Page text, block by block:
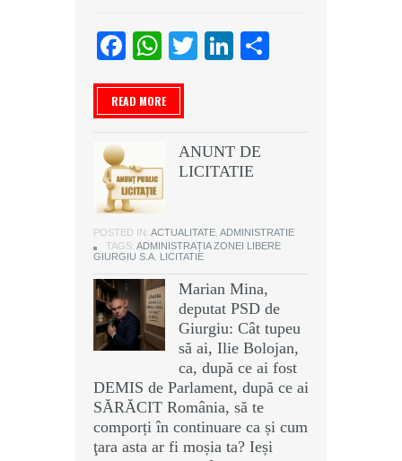
Facebook
WhatsApp
TwitterLinkedIn
READ MORE
ANUNT DE
LICITATIE
POSTED IN: ACTUALITATE ADMINISTRATIE
TAGS: ADMINISTRAȚIA ZONEI LIBERE
GIURGIU S.A
LICITATIE
Marian Mina,
deputat PSD de
Giurgiu: Cât tupeu
să ai, Ilie Bolojan,
ca, după ce ai fost
DEMIS de Parlament, după ce ai
SĂRĂCIT România, să te
comporți în continuare ca și cum
ţara asta ar fi moșia ta? Ieși